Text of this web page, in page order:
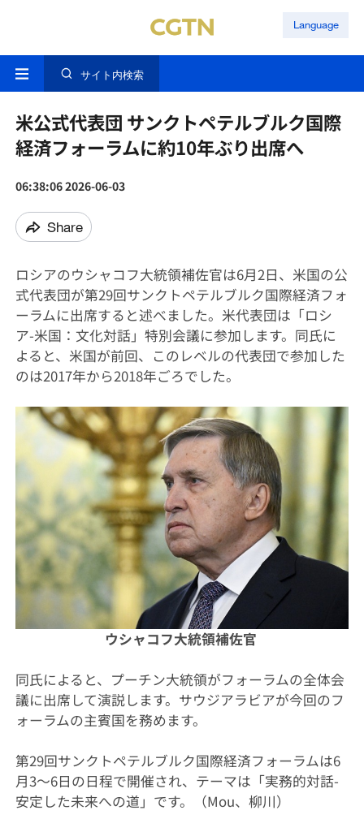
Language
サイト内検索
米公式代表団 サンクトペテルブルク国際
経済フォーラムに約10年ぶり出席へ
06:38:06 2026-06-03
Share
ロシアのウシャコフ大統領補佐官は6月2日、米国の公
式代表団が第29回サンクトペテルブルク国際経済フォ
ーラムに出席すると述べました。米代表団は「ロシ
ア-米国：文化対話」特別会議に参加します。同氏に
よると、米国が前回、このレベルの代表団で参加した
のは2017年から2018年ごろでした。
ウシャコフ大統領補佐官
同氏によると、プーチン大統領がフォーラムの全体会
議に出席して演説します。サウジアラビアが今回のフ
ォーラムの主賓国を務めます。
第29回サンクトペテルブルク国際経済フォーラムは6
月3〜6日の日程で開催され、テーマは「実務的対話-
安定した未来への道」です。（Mou、柳川）